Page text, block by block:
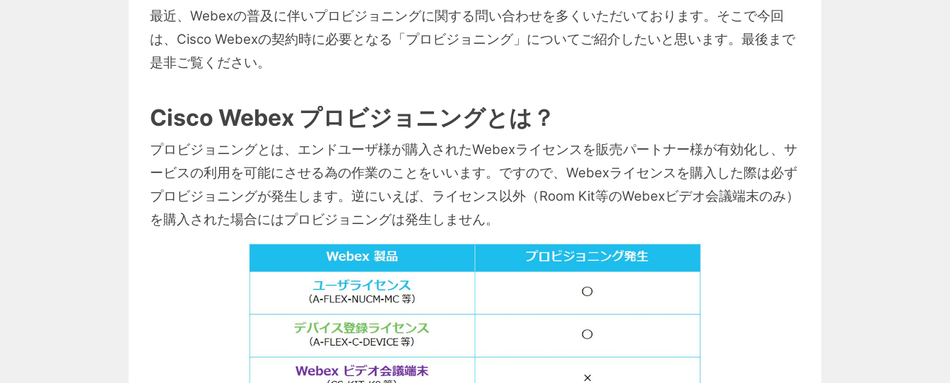
最近、Webexの普及に伴いプロビジョニングに関する問い合わせを多くいただいております。そこで今回
は、Cisco Webexの契約時に必要となる「プロビジョニング」についてご紹介したいと思います。最後まで
是非ご覧ください。
Cisco Webex プロビジョニングとは？
プロビジョニングとは、エンドユーザ様が購入されたWebexライセンスを販売パートナー様が有効化し、サ
ービスの利用を可能にさせる為の作業のことをいいます。ですので、Webexライセンスを購入した際は必ず
プロビジョニングが発生します。逆にいえば、ライセンス以外（Room Kit等のWebexビデオ会議端末のみ）
を購入された場合にはプロビジョニングは発生しません。